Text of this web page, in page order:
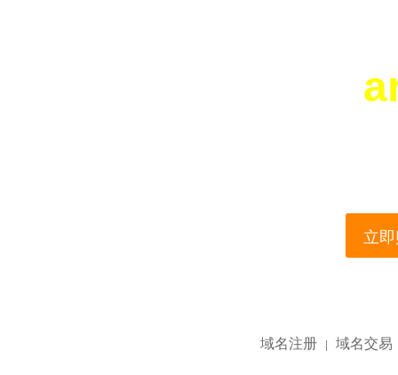
立
域名注册 | 域名交易